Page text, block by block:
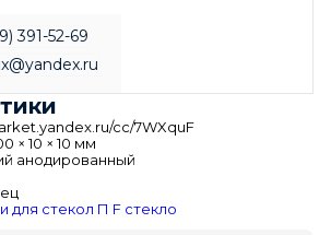
391-52-69
cc/7WXquF
× 10 × 10 мм
анодированный
для стекол П F стекло